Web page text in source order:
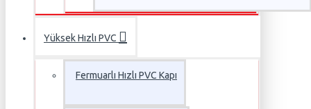
Yüksek Hızlı PVC
Fermuarlı Hızlı PVC Kapı